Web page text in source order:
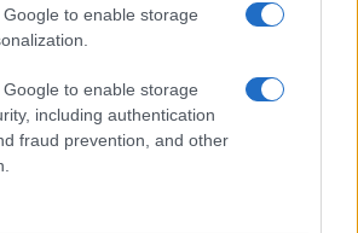
to enable storage
to enable storage
including authentication
fraud prevention, and other
árva siratja a péntek este